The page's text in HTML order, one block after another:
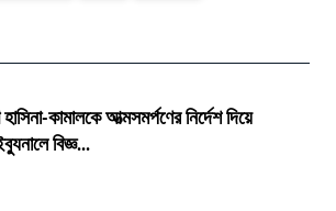
কামালকে আত্মসমর্পণের নির্দেশ দিয়ে
বিজ্ঞ...